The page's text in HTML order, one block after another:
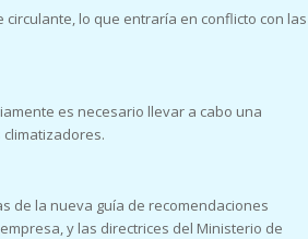
lo que entraría en conflicto con las
es necesario llevar a cabo una
de la nueva guía de recomendaciones
y las directrices del Ministerio de